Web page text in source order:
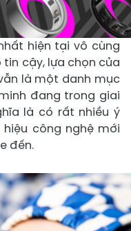
hiện tại vô cùng
tin cậy, lựa chọn của
là một danh mục
đang trong giai
là có rất nhiều ý
công nghệ mới
đến.